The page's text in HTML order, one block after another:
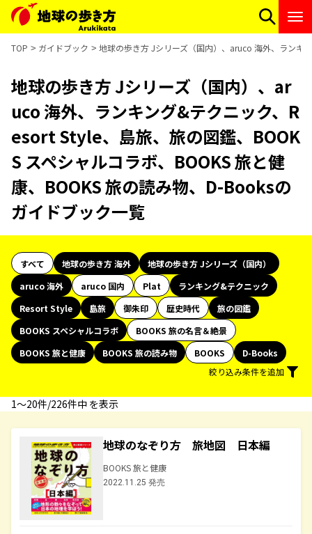
TOP ガイドブック 地球の歩き方 Jシリーズ（国内）、aruco 海外、ランキ
地球の歩き方 Jシリーズ（国内）、ar
uco 海外、ランキング&テクニック、R
esort Style、島旅、旅の図鑑、BOOK
S スペシャルコラボ、BOOKS 旅と健
康、BOOKS 旅の読み物、D-Booksの
ガイドブック一覧
すべて 地球の歩き方 海外
地球の歩き方 Jシリーズ（国内）
aruco 海外
aruco 国内 Plat
ランキング&テクニック
Resort Style
島旅 御朱印 歴史時代
旅の図鑑
BOOKS スペシャルコラボ
BOOKS 旅の名言＆絶景
BOOKS 旅と健康
BOOKS 旅の読み物 BOOKS
D-Books
絞り込み条件を追加
1〜20件/226件中 を表示
地球のなぞり方 旅地図 日本編
BOOKS 旅と健康
2022.11.25 発売